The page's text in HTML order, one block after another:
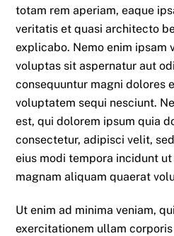
totam rem aperiam, eaque
veritatis et quasi architecto
explicabo. Nemo enim ipsam
voluptas sit aspernatur aut
consequuntur magni dolores
voluptatem sequi nesciunt.
est, qui dolorem ipsum quia
consectetur, adipisci velit,
eius modi tempora incidunt
magnam aliquam quaerat
Ut enim ad minima veniam,
exercitationem ullam